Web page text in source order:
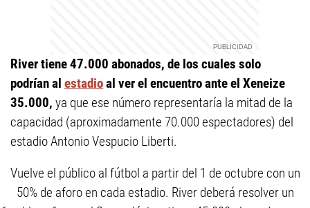
River tiene 47.000 abonados, de los cuales solo
podrían al estadioal ver el encuentro ante el Xeneize
35.000, ya que ese número representaría la mitad de la
capacidad (aproximadamente 70.000 espectadores) del
estadio Antonio Vespucio Liberti.
Vuelve el público al fútbol a partir del 1 de octubre con un
50% de aforo en cada estadio. River deberá resolver un